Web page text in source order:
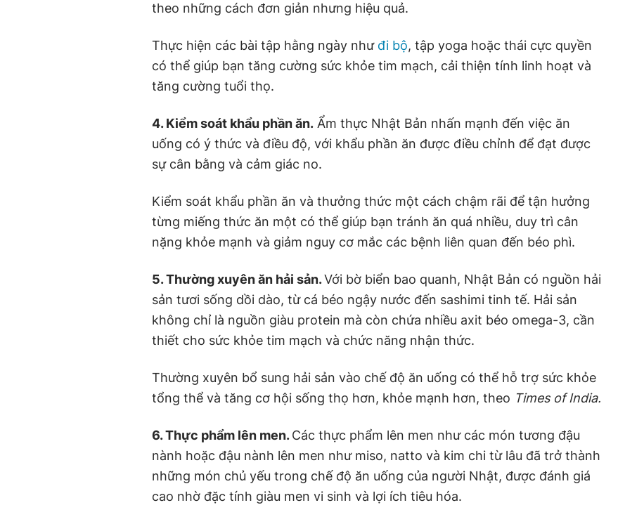
theo những cách đơn giản nhưng hiệu quả.
Thực hiện các bài tập hằng ngày như đi bộ, tập yoga hoặc thái cực quyền
có thể giúp bạn tăng cường sức khỏe tim mạch, cải thiện tính linh hoạt và
tăng cường tuổi thọ.
4. Kiểm soát khẩu phần ăn. Ẩm thực Nhật Bản nhấn mạnh đến việc ăn
uống có ý thức và điều độ, với khẩu phần ăn được điều chỉnh để đạt được
sự cân bằng và cảm giác no.
Kiểm soát khẩu phần ăn và thưởng thức một cách chậm rãi để tận hưởng
từng miếng thức ăn một có thể giúp bạn tránh ăn quá nhiều, duy trì cân
nặng khỏe mạnh và giảm nguy cơ mắc các bệnh liên quan đến béo phì.
5. Thường xuyên ăn hải sản.Với bờ biển bao quanh, Nhật Bản có nguồn hải
sản tươi sống dồi dào, từ cá béo ngậy nước đến sashimi tinh tế. Hải sản
không chỉ là nguồn giàu protein mà còn chứa nhiều axit béo omega-3, cần
thiết cho sức khỏe tim mạch và chức năng nhận thức.
Thường xuyên bổ sung hải sản vào chế độ ăn uống có thể hỗ trợ sức khỏe
tổng thể và tăng cơ hội sống thọ hơn, khỏe mạnh hơn, theo Times of India.
6. Thực phẩm lên men.Các thực phẩm lên men như các món tương đậu
nành hoặc đậu nành lên men như miso, natto và kim chi từ lâu đã trở thành
những món chủ yếu trong chế độ ăn uống của người Nhật, được đánh giá
cao nhờ đặc tính giàu men vi sinh và lợi ích tiêu hóa.